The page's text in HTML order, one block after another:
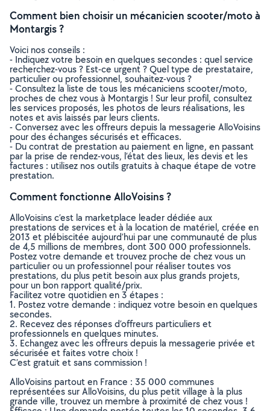
Comment bien choisir un mécanicien scooter/moto à
Montargis ?
Voici nos conseils :
- Indiquez votre besoin en quelques secondes : quel service
recherchez-vous ? Est-ce urgent ? Quel type de prestataire,
particulier ou professionnel, souhaitez-vous ?
- Consultez la liste de tous les mécaniciens scooter/moto,
proches de chez vous à Montargis ! Sur leur profil, consultez
les services proposés, les photos de leurs réalisations, les
notes et avis laissés par leurs clients.
- Conversez avec les offreurs depuis la messagerie AlloVoisins
pour des échanges sécurisés et efficaces.
- Du contrat de prestation au paiement en ligne, en passant
par la prise de rendez-vous, l’état des lieux, les devis et les
factures : utilisez nos outils gratuits à chaque étape de votre
prestation.
Comment fonctionne AlloVoisins ?
AlloVoisins c’est la marketplace leader dédiée aux
prestations de services et à la location de matériel, créée en
2013 et plébiscitée aujourd’hui par une communauté de plus
de 4,5 millions de membres, dont 300 000 professionnels.
Postez votre demande et trouvez proche de chez vous un
particulier ou un professionnel pour réaliser toutes vos
prestations, du plus petit besoin aux plus grands projets,
pour un bon rapport qualité/prix.
Facilitez votre quotidien en 3 étapes :
1. Postez votre demande : indiquez votre besoin en quelques
secondes.
2. Recevez des réponses d’offreurs particuliers et
professionnels en quelques minutes.
3. Echangez avec les offreurs depuis la messagerie privée et
sécurisée et faites votre choix !
C’est gratuit et sans commission !
AlloVoisins partout en France : 35 000 communes
représentées sur AlloVoisins, du plus petit village à la plus
grande ville, trouvez un membre à proximité de chez vous !